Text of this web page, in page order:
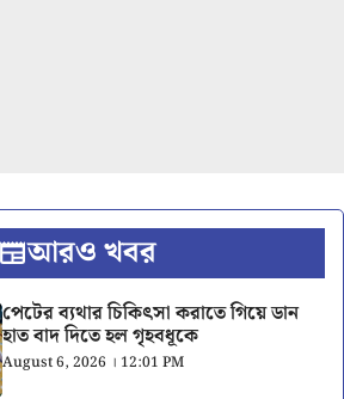
আরও খবর
পেটের ব্যথার চিকিৎসা করাতে গিয়ে ডান
হাত বাদ দিতে হল গৃহবধূকে
August 6, 2026 । 12:01 PM